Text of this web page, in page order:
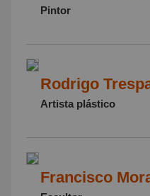
Pintor
Rodrigo
Artista plástico
Francisco